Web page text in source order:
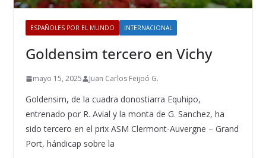
ESPAÑOLES POR EL MUNDO INTERNACIONAL
Goldensim tercero en Vichy
mayo 15, 2025 Juan Carlos Feijoó G.
Goldensim, de la cuadra donostiarra Equhipo,
entrenado por R. Avial y la monta de G. Sanchez, ha
sido tercero en el prix ASM Clermont-Auvergne – Grand
Port, hándicap sobre la